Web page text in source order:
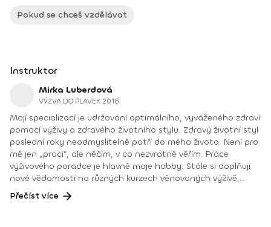
Pokud se chceš vzdělávat
Instruktor
Mirka Luberdová
VÝZVA DO PLAVEK 2018
Mojí specializací je udržování optimálního, vyváženého zdraví
pomocí výživy a zdravého životního stylu. Zdravý životní styl
poslední roky neodmyslitelně patří do mého života. Není pro
mě jen „prací“, ale něčím, v co nezvratně věřím. Práce
výživového poradce je hlavně moje hobby. Stále si doplňuji
nové vědomosti na různých kurzech věnovaných výživě,
duševnímu rozvoji a klidnějšímu životnímu stylu. Je úžasné,
jaký v dnešní době zaznamenávají pokrok výzkumy a nové
Přečíst více